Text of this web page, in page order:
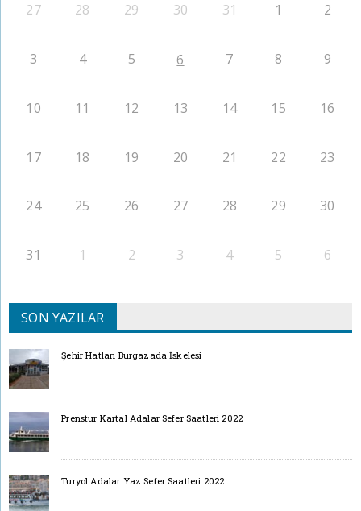
27 28 29 30 31 1 2
3 4 5 6 7 8 9
10 11 12 13 14 15 16
17 18 19 20 21 22 23
24 25 26 27 28 29 30
31 1 2 3 4 5 6
SON YAZILAR
Şehir Hatları Burgazada İskelesi
Prenstur Kartal Adalar Sefer Saatleri 2022
Turyol Adalar Yaz Sefer Saatleri 2022